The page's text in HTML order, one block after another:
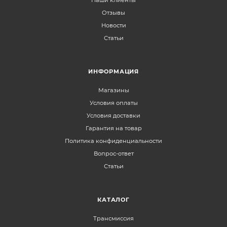
Отзывы
Новости
Статьи
ИНФОРМАЦИЯ
Магазины
Условия оплаты
Условия доставки
Гарантия на товар
Политика конфиденциальности
Вопрос-ответ
Статьи
КАТАЛОГ
Трансмиссия